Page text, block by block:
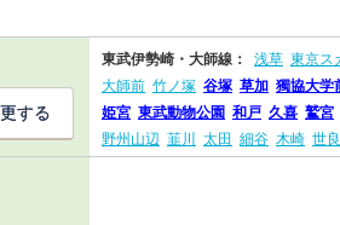
東武伊勢崎・大師線： 浅草 東京ス
大師前 竹ノ塚 谷塚 草加 獨協大学
姫宮 東武動物公園 和戸 久喜 鷲宮
野州山辺 韮川 太田 細谷 木崎 世
する